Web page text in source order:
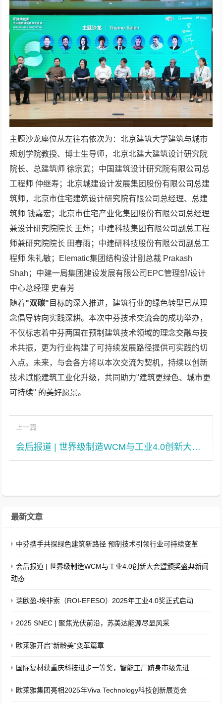
主题沙龙座位从左往右依次为：北京建筑大学建筑与城市
规划学院教授、博士生导师，北京北建大建筑设计研究院
院长、总建筑师 徐宗武；中国建筑设计研究院有限公司总
工程师 仲继寿；北京城建设计发展集团股份有限公司总建
筑师，北京市住宅建筑设计研究院有限公司总经理、总建
筑师 钱嘉宏；北京市住宅产业化集团股份有限公司总经理
兼设计研究院院长 王炜；中建科技集团有限公司副总工程
师兼研究院院长 田春雨；中建研科技股份有限公司副总工
程师 朱礼敏；Elematic集团结构设计副总裁 Prakash
Shah；中建一局集团建设发展有限公司EPC管理部/设计
中心总经理 史春芳
随着"双碳" 目标的深入推进，建筑行业的绿色转型已从理
念倡导转向实践深耕。本次中芬技术交流会的成功举办，
不仅标志着中芬两国在预制建筑技术领域的理念交融与技
术共振，更为行业构建了可持续发展路径提供可实践的切
入点。未来，与会各方将以本次交流为契机，持续以创新
技术赋能建筑工业化升级，共同助力"建筑更绿色、城市更
可持续" 的美好愿景。
上一篇
会后报道 | 世界级制造WCM与工业4.0创新大会暨颁奖盛典新闻动态
最新文章
中芬携手共探绿色建筑新路径 预制技术引领行业可持续变革
会后报道 | 世界级制造WCM与工业4.0创新大会暨颁奖盛典新闻
动态
瑞欧盈-埃非索（ROI-EFESO）2025年工业4.0奖正式启动
2025 SNEC | 聚焦光伏前沿，苏美达能源尽显风采
欧莱雅开启“新龄美”变革篇章
国际复材获重庆科技进步一等奖，智能工厂跻身市级先进
欧莱雅集团亮相2025年Viva Technology科技创新展览会